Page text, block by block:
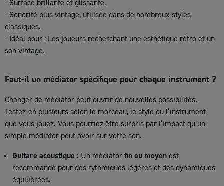
- Surface brillante et glissante.
- Sonorité plus vintage, utilisée dans de nombreux styles
classiques.
- Idéal pour : Les joueurs recherchant une esthétique rétro et un
son vintage.
Faut-il un médiator spécifique pour chaque instrument ?
Changer de médiator peut ouvrir de nouvelles possibilités.
Testez-en plusieurs selon le morceau, le style ou l’instrument
que vous jouez. Vous pourriez être surpris par l’impact qu’un
simple médiator peut avoir sur votre son.
Guitare acoustique : Un médiatorfin ou moyenest
recommandé pour des rythmiques légères et des dynamiques
équilibrées.